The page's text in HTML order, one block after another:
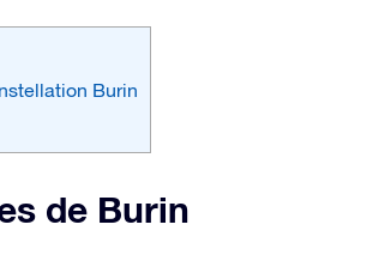
Burin
de Burin